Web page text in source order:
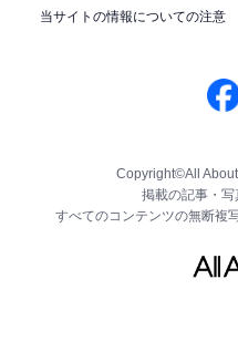
当サイトの情報についての注意
Copyright©All
掲載の記事・写
すべてのコンテンツの無断複